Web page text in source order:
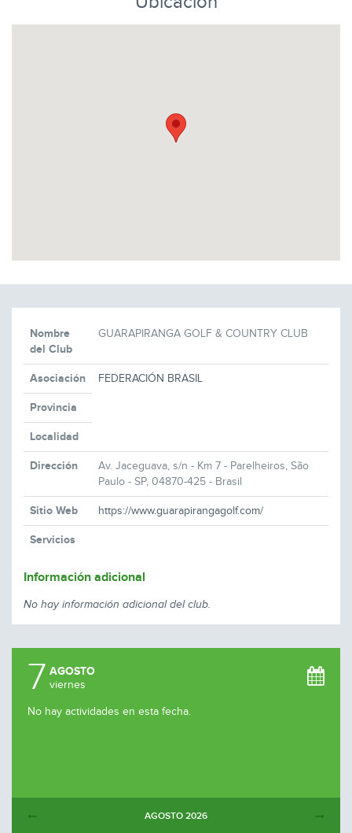
Nombre
del Club
GUARAPIRANGA GOLF & COUNTRY CLUB
Asociación FEDERACIÓN BRASIL
Provincia
Localidad
Dirección
Av. Jaceguava, s/n - Km 7 - Parelheiros, São
Paulo - SP, 04870-425 - Brasil
Sitio Web https://www.guarapirangagolf.com/
Servicios
Información adicional
No hay información adicional del club.
7 AGOSTO
viernes
No hay actividades en esta fecha.
AGOSTO 2026